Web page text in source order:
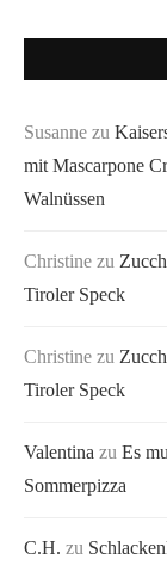
Susanne zu
mit Mascarpone
Walnüssen
Christine zu
Tiroler Speck
Christine zu
Tiroler Speck
Valentina zu Es
Sommerpizza
C.H. zu